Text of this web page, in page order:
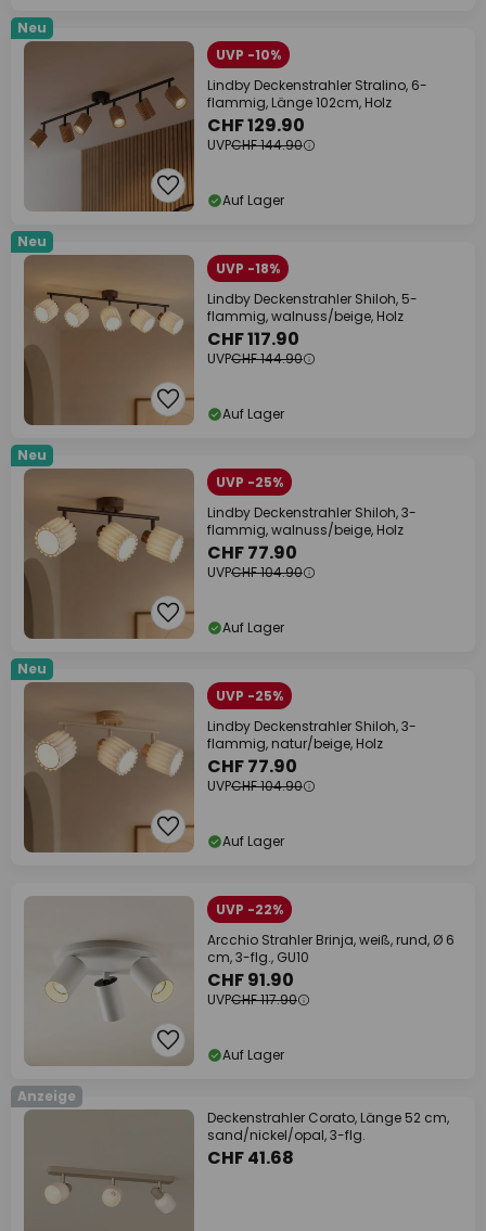
Neu
UVP -10%
Lindby Deckenstrahler Stralino, 6-
flammig, Länge 102cm, Holz
CHF 129.90
UVPCHF 144.90
Auf Lager
Neu
UVP -18%
Lindby Deckenstrahler Shiloh, 5-
flammig, walnuss/beige, Holz
CHF 117.90
UVPCHF 144.90
Auf Lager
Neu
UVP -25%
Lindby Deckenstrahler Shiloh, 3-
flammig, walnuss/beige, Holz
CHF 77.90
UVPCHF 104.90
Auf Lager
Neu
UVP -25%
Lindby Deckenstrahler Shiloh, 3-
flammig, natur/beige, Holz
CHF 77.90
UVPCHF 104.90
Auf Lager
UVP -22%
Arcchio Strahler Brinja, weiß, rund, Ø 6
cm, 3-flg., GU10
CHF 91.90
UVPCHF 117.90
Auf Lager
Anzeige
Deckenstrahler Corato, Länge 52 cm,
sand/nickel/opal, 3-flg.
CHF 41.68